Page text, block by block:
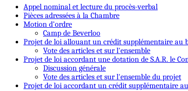
Appel nominal et lecture du procès-verbal
Pièces adressées à la Chambre
Motion d’ordre
Camp de Beverloo
Projet de loi allouant un crédit supplémentaire au
Vote des articles et sur l'ensemble
Projet de loi accordant une dotation de S.A.R. le
Discussion générale
Vote des articles et sur l'ensemble du projet
Projet de loi accordant un crédit supplémentaire